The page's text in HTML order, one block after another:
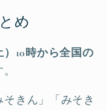
め
）10時から全国の
きん」「みそき